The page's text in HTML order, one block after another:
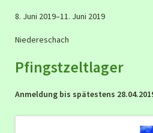
8. Juni 2019–11. Juni 2019
Niedereschach
Pfingstzeltlager
Anmeldung bis spätestens